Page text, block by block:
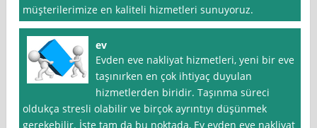
müşterilerimize en kaliteli hizmetleri sunuyoruz.
ev
Evden eve nakliyat hizmetleri, yeni bir eve
taşınırken en çok ihtiyaç duyulan
hizmetlerden biridir. Taşınma süreci
oldukça stresli olabilir ve birçok ayrıntıyı düşünmek
gerekebilir. İşte tam da bu noktada, Ev evden eve nakliyat